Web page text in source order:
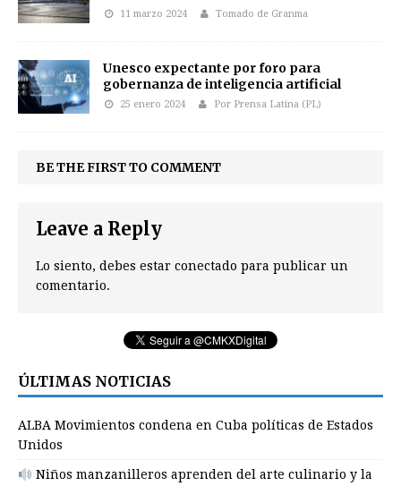
11 marzo 2024 Tomado de Granma
Unesco expectante por foro para
gobernanza de inteligencia artificial
25 enero 2024 Por Prensa Latina (PL)
BE THE FIRST TO COMMENT
Leave a Reply
Lo siento, debes estar conectado para publicar un
comentario.
ÚLTIMAS NOTICIAS
ALBA Movimientos condena en Cuba políticas de Estados
Unidos
Niños manzanilleros aprenden del arte culinario y la